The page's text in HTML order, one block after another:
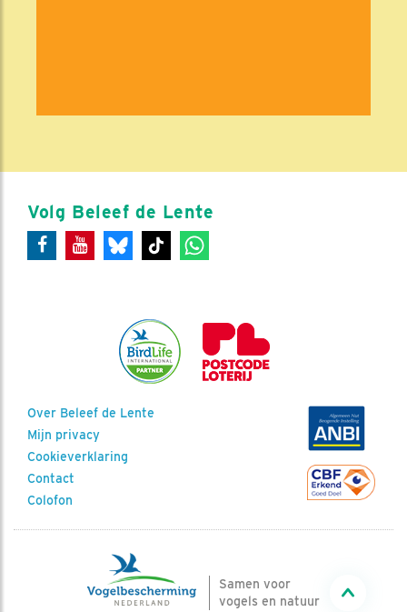
Volg Beleef de Lente
Over Beleef de Lente
Mijn privacy
Cookieverklaring
Contact
Colofon
Samen voor
vogels en natuur